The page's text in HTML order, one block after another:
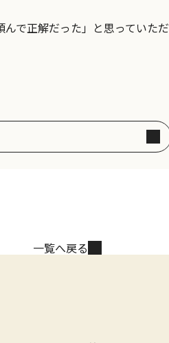
で正解だった」と思っていただ
一覧へ戻る